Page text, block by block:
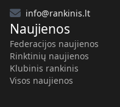
info@rankinis.lt
Naujienos
Federacijos naujienos
Rinktinių naujienos
Klubinis rankinis
Visos naujienos